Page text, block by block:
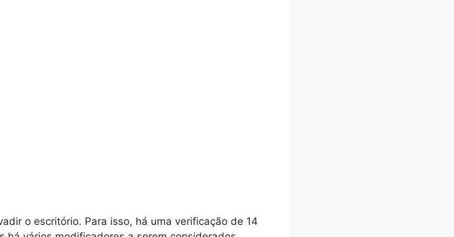
o escritório. Para isso, há uma verificação de 14